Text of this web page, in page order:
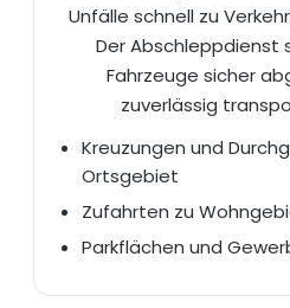
Unfälle schnell zu
Der Abschleppdienst
Fahrzeuge sicher
zuverlässig
Kreuzungen und
Ortsgebiet
Zufahrten zu
Parkflächen und